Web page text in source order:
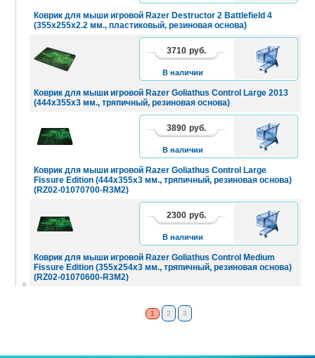
Коврик для мыши игровой Razer Destructor 2 Battlefield 4
(355х255х2.2 мм., пластиковый, резиновая основа)
Коврик для мыши игровой Razer Goliathus Control Large 2013
(444х355х3 мм., тряпичный, резиновая основа)
3710 руб.
В наличии
В
КОРЗИНУ
Коврик для мыши игровой Razer Goliathus Control Large
Fissure Edition (444х355х3 мм., тряпичный, резиновая основа)
(RZ02-01070700-R3M2)
3890 руб.
В наличии
В
КОРЗИНУ
Коврик для мыши игровой Razer Goliathus Control Medium
Fissure Edition (355х254х3 мм., тряпичный, резиновая основа)
(RZ02-01070600-R3M2)
2300 руб.
В наличии
В
КОРЗИНУ
1 2 3